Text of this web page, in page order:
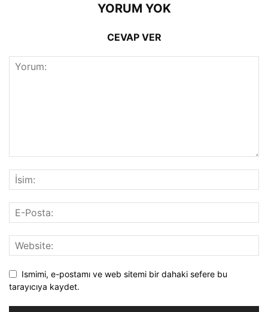
YORUM YOK
CEVAP VER
Ismimi, e-postamı ve web sitemi bir dahaki sefere bu
tarayıcıya kaydet.